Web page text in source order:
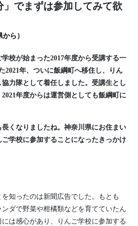
」でまずは参加してみて欲
ら）
校が始まった2017年度から受講する一
2021年、ついに飯綱町へ移住し、りん
力隊として着任しました。受講生とし
年度からは運営側としても飯綱町に
くなりましたね。神奈川県にお住まい
学校に参加することになったきっかけ
知ったのは新聞広告でした。もとも
ダで野菜や柑橘類などを育てていたん
は感心があり、りんご学校に参加する